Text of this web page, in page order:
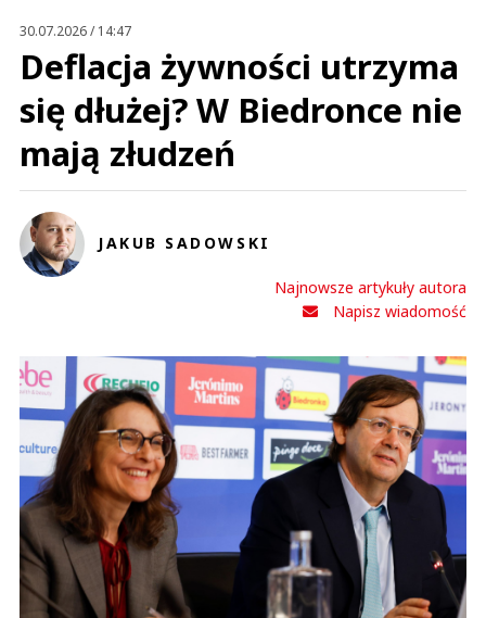
30.07.2026 / 14:47
Deflacja żywności utrzyma
się dłużej? W Biedronce nie
mają złudzeń
JAKUB SADOWSKI
Najnowsze artykuły autora
Napisz wiadomość